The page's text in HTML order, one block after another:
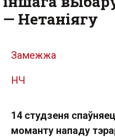
— Нетаніягу
Замежжа
НЧ
14 студзеня
моманту нападу